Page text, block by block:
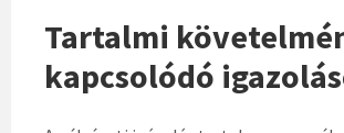
Tartalmi
kapcsolódó